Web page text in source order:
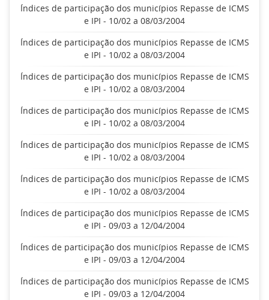
Índices de participação dos municípios Repasse de ICMS
e IPI - 10/02 a 08/03/2004
Índices de participação dos municípios Repasse de ICMS
e IPI - 10/02 a 08/03/2004
Índices de participação dos municípios Repasse de ICMS
e IPI - 10/02 a 08/03/2004
Índices de participação dos municípios Repasse de ICMS
e IPI - 10/02 a 08/03/2004
Índices de participação dos municípios Repasse de ICMS
e IPI - 10/02 a 08/03/2004
Índices de participação dos municípios Repasse de ICMS
e IPI - 10/02 a 08/03/2004
Índices de participação dos municípios Repasse de ICMS
e IPI - 09/03 a 12/04/2004
Índices de participação dos municípios Repasse de ICMS
e IPI - 09/03 a 12/04/2004
Índices de participação dos municípios Repasse de ICMS
e IPI - 09/03 a 12/04/2004